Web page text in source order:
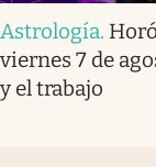
Astrología.
viernes 7 de
y el trabajo